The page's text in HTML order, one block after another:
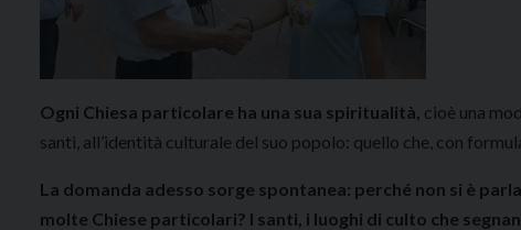
Ogni Chiesa particolare ha una sua spiritualità, cioè una
santi, all’identità culturale del suo popolo: quello che, con
La domanda adesso sorge spontanea: perché non si è
molte Chiese particolari? I santi, i luoghi di culto che